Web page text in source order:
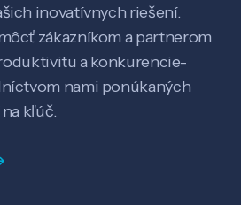
inovatívnych riešení.
zákazníkom a partnerom
a konkurencie-
nami ponúkaných
kľúč.